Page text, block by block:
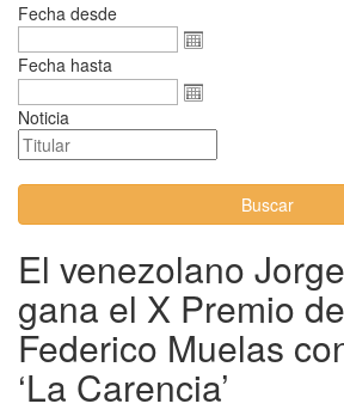
Fecha desde
Fecha hasta
Noticia
Buscar
El venezolano
gana el X Premio
Federico Muelas
‘La Carencia’